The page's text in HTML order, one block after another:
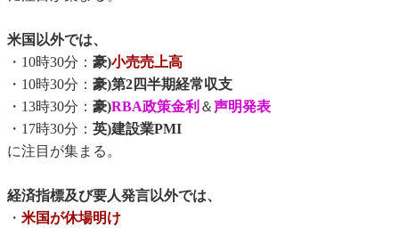
米国以外では、
・10時30分： 豪)小売売上高
・10時30分： 豪)第2四半期経常収支
・13時30分： 豪)RBA政策金利 ＆声明発表
・17時30分： 英)建設業PMI
に注目が集まる。
経済指標及び要人発言以外では、
・ 米国が休場明け